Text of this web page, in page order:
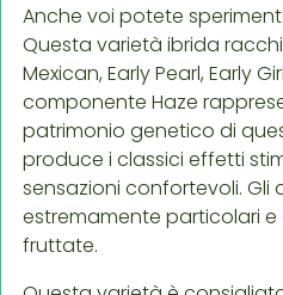
Anche voi potete
Questa varietà ibrida
Mexican, Early Pearl, Early
componente Haze
patrimonio genetico di
produce i classici effetti
sensazioni confortevoli. Gli
estremamente particolari
fruttate.